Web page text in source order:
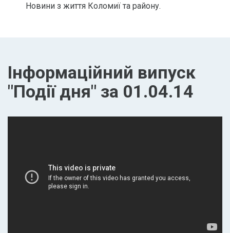
Новини з життя Коломиї та району.
Інформаційний випуск
"Події дня" за 01.04.14